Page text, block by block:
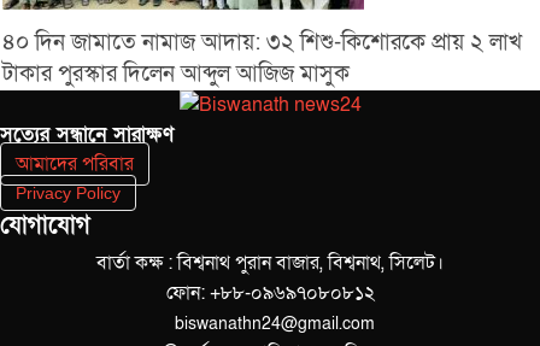
৪০ দিন জামাতে নামাজ আদায়: ৩২ শিশু-কিশোরকে প্রায় ২ লাখ
টাকার পুরস্কার দিলেন আব্দুল আজিজ মাসুক
সত‌্যের সন্ধানে সারাক্ষণ
আমাদের পরিবার
Privacy Policy
যোগাযোগ
বার্তা কক্ষ : বিশ্বনাথ পুরান বাজার, বিশ্বনাথ, সিলেট।
ফোন: +৮৮-০৯৬৯৭০৮০৮১২
biswanathn24@gmail.com